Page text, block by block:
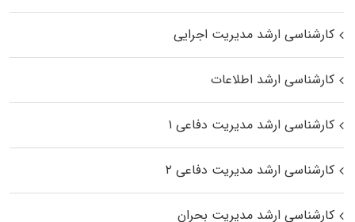
کارشناسی ارشد مدیریت اجرایی
کارشناسی ارشد اطلاعات
کارشناسی ارشد مدیریت دفاعی ۱
کارشناسی ارشد مدیریت دفاعی ۲
کارشناسی ارشد مدیریت بحران